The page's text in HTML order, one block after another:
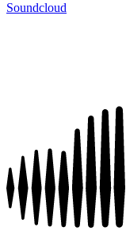
Soundcloud